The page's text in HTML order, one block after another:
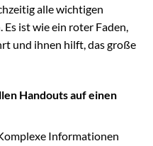
alle wichtigen
ist wie ein roter Faden,
und ihnen hilft, das große
Handouts auf einen
Informationen